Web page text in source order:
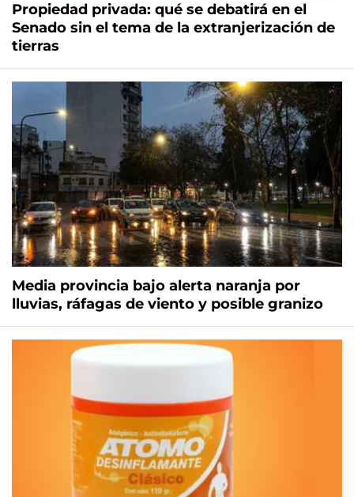
Propiedad privada: qué se debatirá en el
Senado sin el tema de la extranjerización de
tierras
Media provincia bajo alerta naranja por
lluvias, ráfagas de viento y posible granizo